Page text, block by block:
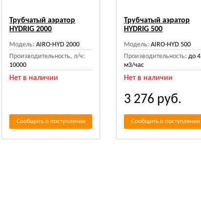
Трубчатый аэратор
HYDRIG 2000
Модель: AIRO-HYD 2000
Производительность, л/ч:
10000
Нет в наличии
Сообщить о поступлении
Трубчатый аэратор
HYDRIG 500
Модель: AIRO-HYD 500
Производительность: до 4
м3/час
Нет в наличии
3 276 руб.
Сообщить о поступлении